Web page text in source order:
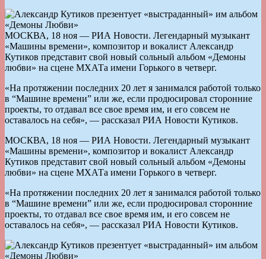
МОСКВА, 18 ноя — РИА Новости. Легендарный музыкант
«Машины времени», композитор и вокалист Александр
Кутиков представит свой новый сольный альбом «Демоны
любви» на сцене МХАТа имени Горького в четверг.
«На протяжении последних 20 лет я занимался работой только
в “Машине времени” или же, если продюсировал сторонние
проекты, то отдавал все свое время им, и его совсем не
оставалось на себя», — рассказал РИА Новости Кутиков.
МОСКВА, 18 ноя — РИА Новости. Легендарный музыкант
«Машины времени», композитор и вокалист Александр
Кутиков представит свой новый сольный альбом «Демоны
любви» на сцене МХАТа имени Горького в четверг.
«На протяжении последних 20 лет я занимался работой только
в “Машине времени” или же, если продюсировал сторонние
проекты, то отдавал все свое время им, и его совсем не
оставалось на себя», — рассказал РИА Новости Кутиков.